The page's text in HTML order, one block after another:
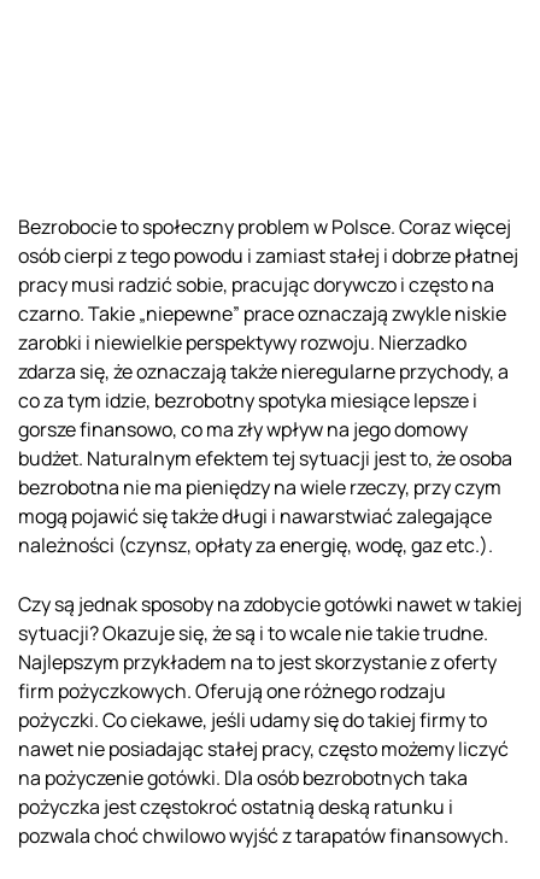
Bezrobocie to społeczny problem w Polsce. Coraz więcej
osób cierpi z tego powodu i zamiast stałej i dobrze płatnej
pracy musi radzić sobie, pracując dorywczo i często na
czarno. Takie „niepewne” prace oznaczają zwykle niskie
zarobki i niewielkie perspektywy rozwoju. Nierzadko
zdarza się, że oznaczają także nieregularne przychody, a
co za tym idzie, bezrobotny spotyka miesiące lepsze i
gorsze finansowo, co ma zły wpływ na jego domowy
budżet. Naturalnym efektem tej sytuacji jest to, że osoba
bezrobotna nie ma pieniędzy na wiele rzeczy, przy czym
mogą pojawić się także długi i nawarstwiać zalegające
należności (czynsz, opłaty za energię, wodę, gaz etc.).
Czy są jednak sposoby na zdobycie gotówki nawet w takiej
sytuacji? Okazuje się, że są i to wcale nie takie trudne.
Najlepszym przykładem na to jest skorzystanie z oferty
firm pożyczkowych. Oferują one różnego rodzaju
pożyczki. Co ciekawe, jeśli udamy się do takiej firmy to
nawet nie posiadając stałej pracy, często możemy liczyć
na pożyczenie gotówki. Dla osób bezrobotnych taka
pożyczka jest częstokroć ostatnią deską ratunku i
pozwala choć chwilowo wyjść z tarapatów finansowych.